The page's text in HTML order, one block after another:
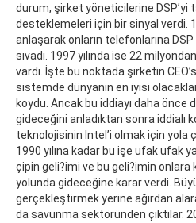
durum, şirket yöneticilerine DSP’yi
desteklemeleri için bir sinyal verdi.
anlaşarak onların telefonlarına
sıvadı. 1997 yılında ise 22
vardı. İşte bu noktada şirketin
sistemde dünyanın en iyisi
koydu. Ancak bu iddiayı daha
gideceğini anladıktan sonra iddialı
teknolojisinin Intel’i olmak için yola
1990 yılına ka­dar bu işe ufak ufak
çi­pin ge­li­?i­mi ve bu ge­li­?i­min on­la­ra
yo­lun­da gi­de­ce­ği­ne ka­rar ver­di.
gerçekleştirmek yerine ağırdan
da savunma sektöründen çıktılar.